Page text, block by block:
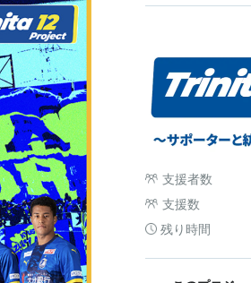
支援者数
支援数
残り時間